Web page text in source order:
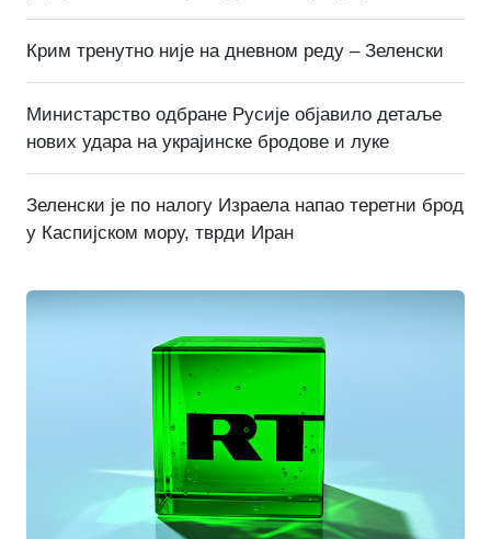
Крим тренутно није на дневном реду – Зеленски
Министарство одбране Русије објавило детаље
нових удара на украјинске бродове и луке
Зеленски је по налогу Израела напао теретни брод
у Каспијском мору, тврди Иран